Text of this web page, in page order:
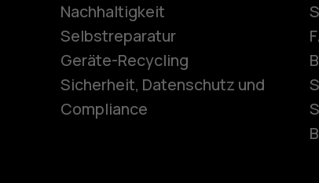
Smartphones
Feature Phones
Nachhaltigkeit
Selbstreparatur
Geräte-Recycling
Sicherheit, Datenschutz und
Compliance